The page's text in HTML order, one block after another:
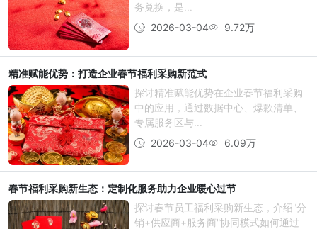
务兑换，是...
2026-03-04
9.72万
精准赋能优势：打造企业春节福利采购新范式
探讨精准赋能优势在企业春节福利采购
中的应用，通过数据中心、爆款清单、
专属服务区与...
2026-03-04
6.09万
春节福利采购新生态：定制化服务助力企业暖心过节
探讨春节员工福利采购新生态，介绍"分
销+供应商+服务商"协同模式如何通过